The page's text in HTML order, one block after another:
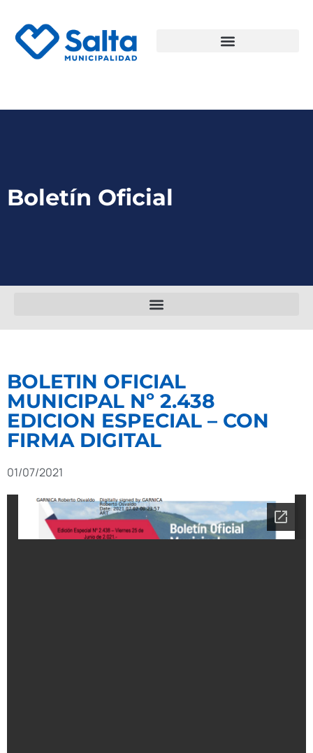
Boletín Oficial
BOLETIN OFICIAL
MUNICIPAL Nº 2.438
EDICION ESPECIAL – CON
FIRMA DIGITAL
01/07/2021